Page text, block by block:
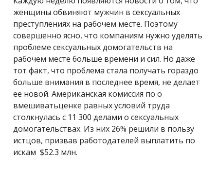
женщины обвиняют мужчин в сексуальных
преступлениях на рабочем месте. Поэтому
совершенно ясно, что компаниям нужно уделять
проблеме сексуальных домогательств на
рабочем месте больше времени и сил. Но даже
тот факт, что проблема стала получать гораздо
больше внимания в последнее время, не делает
ее новой. Американская комиссия по о
вмешиватьценке равных условий труда
столкнулась с 11 300 делами о сексуальных
домогательствах. Из них 26% решили в пользу
истцов, призвав работодателей выплатить по
искам $52.3 млн.